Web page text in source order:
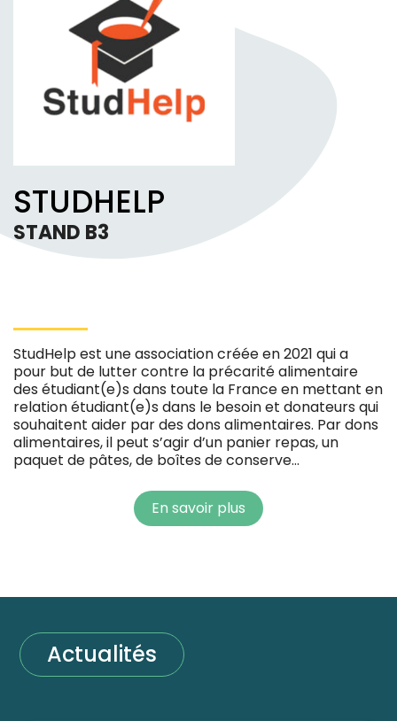
STUDHELP
STAND B3
StudHelp est une association créée en 2021 qui a
pour but de lutter contre la précarité alimentaire
des étudiant(e)s dans toute la France en mettant en
relation étudiant(e)s dans le besoin et donateurs qui
souhaitent aider par des dons alimentaires. Par dons
alimentaires, il peut s’agir d’un panier repas, un
paquet de pâtes, de boîtes de conserve…
En savoir plus
Actualités